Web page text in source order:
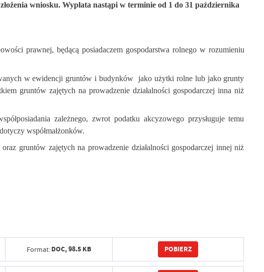
wniosku. Wypłata nastąpi w terminie od 1 do 31 października
prawnej, będącą posiadaczem gospodarstwa rolnego w rozumieniu
w ewidencji gruntów i budynków jako użytki rolne lub jako grunty
gruntów zajętych na prowadzenie działalności gospodarczej inna niż
zależnego, zwrot podatku akcyzowego przysługuje temu
współmałżonków.
gruntów zajętych na prowadzenie działalności gospodarczej innej niż
Format:DOC,98.5 KB POBIERZ